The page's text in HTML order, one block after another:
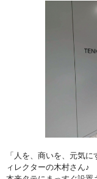
「人を、商いを、元気
ィレクターの木村さん♪